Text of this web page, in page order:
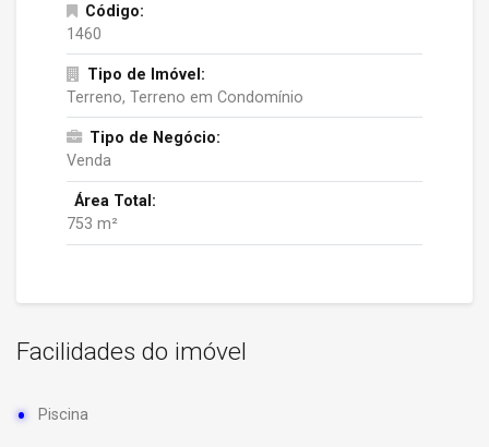
Código:
1460
Tipo de Imóvel:
Terreno, Terreno em Condomínio
Tipo de Negócio:
Venda
Área Total:
753 m²
Facilidades do imóvel
Piscina